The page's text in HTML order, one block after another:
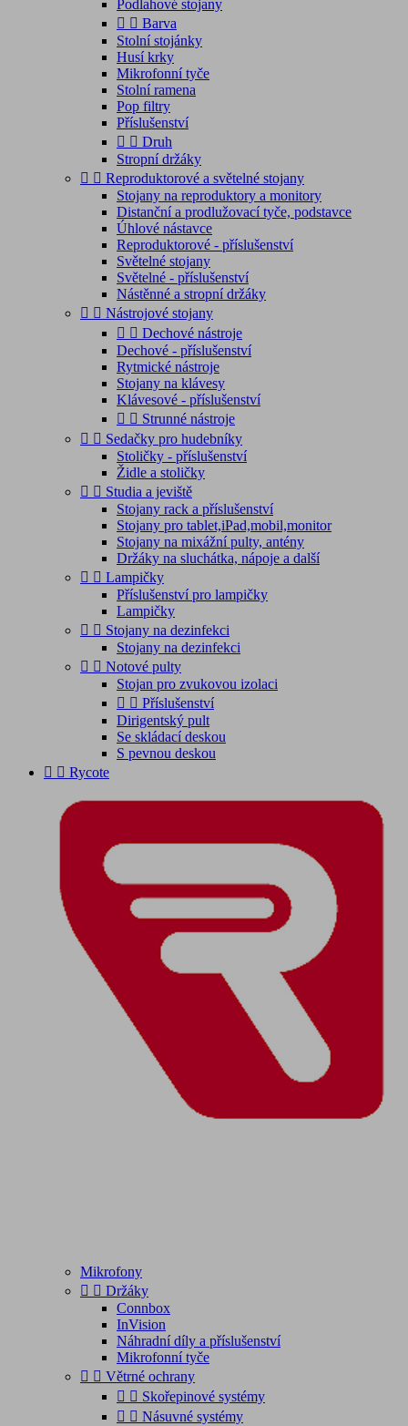
Podlahové stojany
  Barva
Stolní stojánky
Husí krky
Mikrofonní tyče
Stolní ramena
Pop filtry
Příslušenství
  Druh
Stropní držáky
  Reproduktorové a světelné stojany
Stojany na reproduktory a monitory
Distanční a prodlužovací tyče, podstavce
Úhlové nástavce
Reproduktorové - příslušenství
Světelné stojany
Světelné - příslušenství
Nástěnné a stropní držáky
  Nástrojové stojany
  Dechové nástroje
Dechové - příslušenství
Rytmické nástroje
Stojany na klávesy
Klávesové - příslušenství
  Strunné nástroje
  Sedačky pro hudebníky
Stoličky - příslušenství
Židle a stoličky
  Studia a jeviště
Stojany rack a příslušenství
Stojany pro tablet,iPad,mobil,monitor
Stojany na mixážní pulty, antény
Držáky na sluchátka, nápoje a další
  Lampičky
Příslušenství pro lampičky
Lampičky
  Stojany na dezinfekci
Stojany na dezinfekci
  Notové pulty
Stojan pro zvukovou izolaci
  Příslušenství
Dirigentský pult
Se skládací deskou
S pevnou deskou
  Rycote
Mikrofony
  Držáky
Connbox
InVision
Náhradní díly a příslušenství
Mikrofonní tyče
  Větrné ochrany
  Skořepinové systémy
  Násuvné systémy